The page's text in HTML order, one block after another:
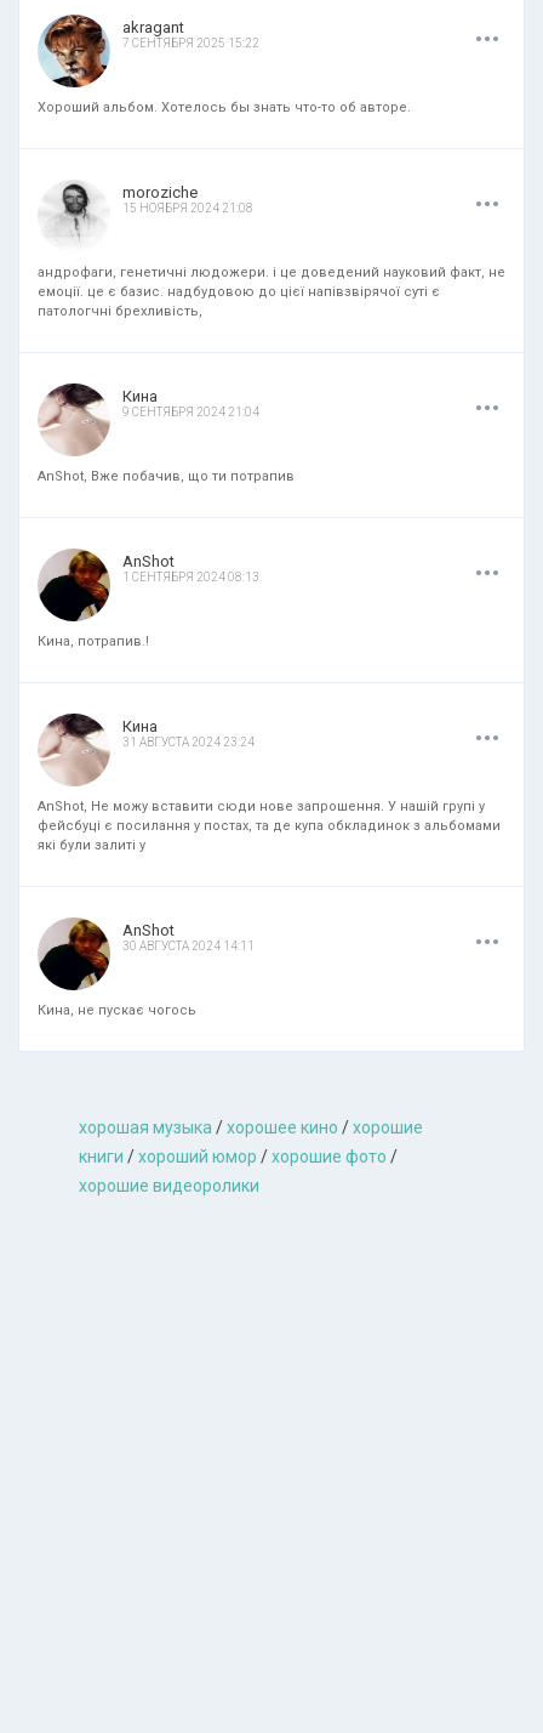
akragant
7 СЕНТЯБРЯ 2025 15:22 ...
Хороший альбом. Хотелось бы знать что-то об авторе.
moroziche
15 НОЯБРЯ 2024 21:08 ...
андрофаги, генетичні людожери. і це доведений науковий факт, не
емоції. це є базис. надбудовою до цієї напівзвірячої суті є
патологчні брехливість,
Кина
9 СЕНТЯБРЯ 2024 21:04 ...
AnShot, Вже побачив, що ти потрапив
AnShot
1 СЕНТЯБРЯ 2024 08:13 ...
Кина, потрапив.!
Кина
31 АВГУСТА 2024 23:24 ...
AnShot, Не можу вставити сюди нове запрошення. У нашій групі у
фейсбуці є посилання у постах, та де купа обкладинок з альбомами
які були залиті у
AnShot
30 АВГУСТА 2024 14:11 ...
Кина, не пускає чогось
хорошая музыкa /хорошее кино /хорошие
книги /хороший юмор /хорошие фото /
хорошие видеоролики